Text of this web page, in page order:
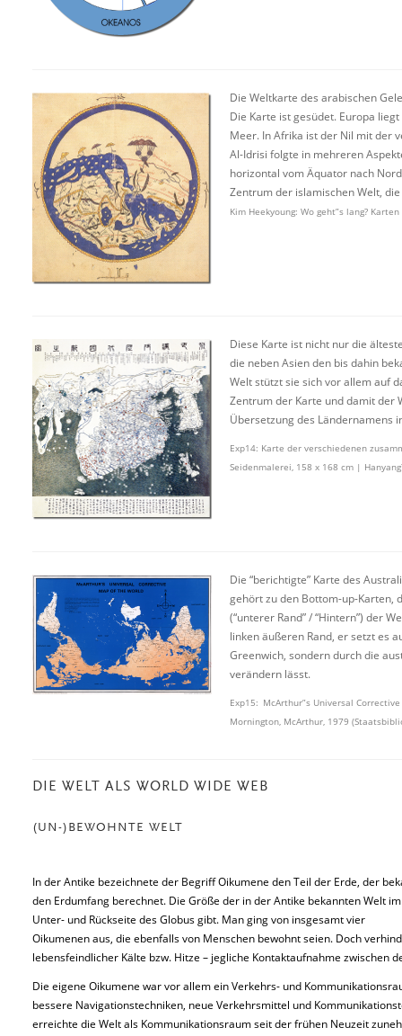
Die Weltkarte des arabischen
Die Karte ist gesüdet. Europa
Meer. In Afrika ist der Nil mit der
Al-Idrisi folgte in mehreren
horizontal vom Äquator nach
Zentrum der islamischen Welt,
Kim Heekyoung: Wo geht”s lang?
Diese Karte ist nicht nur die
die neben Asien den bis dahin
Welt stützt sie sich vor allem auf
Zentrum der Karte und damit der
Übersetzung des Ländernamens
Exp14: Karte der verschiedenen
Seidenmalerei, 158 x 168 cm |
Die “berichtigte” Karte des
gehört zu den Bottom-up-Karten,
(“unterer Rand” / “Hintern”) der
linken äußeren Rand, er setzt es
Greenwich, sondern durch die
verändern lässt.
Exp15: McArthur”s Universal
Mornington, McArthur, 1979
DIE WELT ALS WORLD WIDE WEB
(UN-)BEWOHNTE WELT
In der Antike bezeichnete der Begriff Oikumene den Teil der Erde, der
den Erdumfang berechnet. Die Größe der in der Antike bekannten Welt
Unter- und Rückseite des Globus gibt. Man ging von insgesamt vier
Oikumenen aus, die ebenfalls von Menschen bewohnt seien. Doch
lebensfeindlicher Kälte bzw. Hitze – jegliche Kontaktaufnahme zwischen
Die eigene Oikumene war vor allem ein Verkehrs- und
bessere Navigationstechniken, neue Verkehrsmittel und
erreichte die Welt als Kommunikationsraum seit der frühen Neuzeit